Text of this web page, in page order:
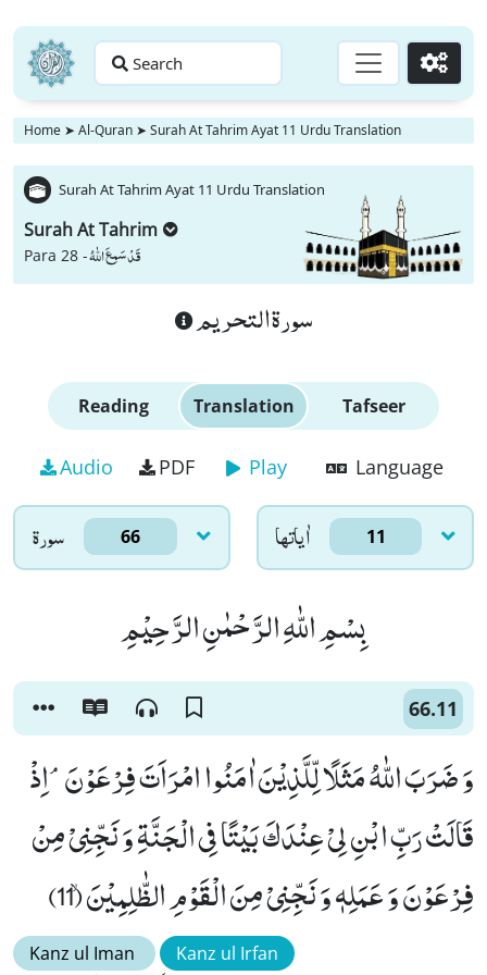
Search Go
Home ➤ Al-Quran ➤ Surah At Tahrim Ayat 11 Urdu Translation
Surah At Tahrim Ayat 11 Urdu Translation
Surah At Tahrim
Para 28 -قَدْ سَمِعَ اللّٰهُ
سورة التحريم
Reading Translation Tafseer
Audio PDF Play Language
سورۃ 66 اٰياتها 11
بِسْمِ اللّٰهِ الرَّحْمٰنِ الرَّحِیْمِ
66.11
وَ ضَرَبَ اللّٰهُ مَثَلًا لِّلَّذِیْنَ اٰمَنُوا امْرَاَتَ فِرْعَوْنَۘ-اِذْ
قَالَتْ رَبِّ ابْنِ لِیْ عِنْدَكَ بَیْتًا فِی الْجَنَّةِ وَ نَجِّنِیْ مِنْ
فِرْعَوْنَ وَ عَمَلِهٖ وَ نَجِّنِیْ مِنَ الْقَوْمِ الظّٰلِمِیْنَۙ (11)
Kanz ul Iman Kanz ul Irfan